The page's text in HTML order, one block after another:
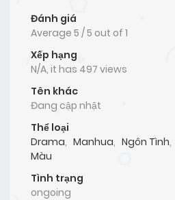
Đánh giá
Average 5 /5 out of 1
Xếp hạng
N/A, it has 497 views
Tên khác
Đang cập nhật
Thể loại
Drama, Manhua, Ngôn Tình,
Màu
Tình trạng
ongoing